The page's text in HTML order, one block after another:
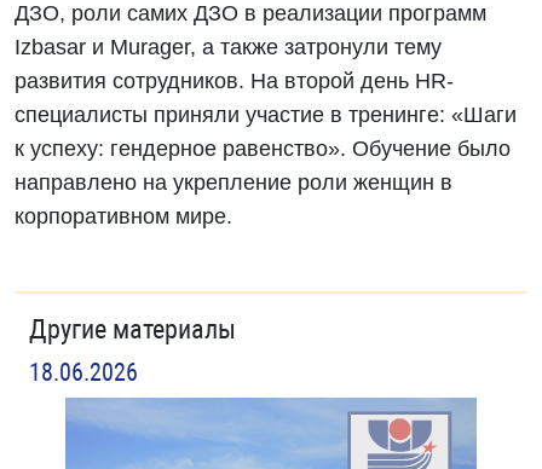
ДЗО, роли самих ДЗО в реализации программ
Izbasar и Murager, а также затронули тему
развития сотрудников. На второй день HR-
специалисты приняли участие в тренинге: «Шаги
к успеху: гендерное равенство». Обучение было
направлено на укрепление роли женщин в
корпоративном мире.
Другие материалы
18.06.2026